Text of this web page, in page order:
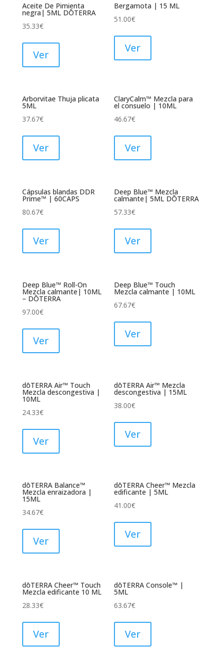
Aceite De Pimienta
negra| 5ML DŌTERRA
35.33€
Ver
Bergamota | 15 ML
51.00€
Ver
Arborvitae Thuja plicata
5ML
37.67€
Ver
ClaryCalm™ Mezcla para
el consuelo | 10ML
46.67€
Ver
Cápsulas blandas DDR
Prime™ | 60CAPS
80.67€
Ver
Deep Blue™ Mezcla
calmante| 5ML DŌTERRA
57.33€
Ver
Deep Blue™ Roll-On
Mezcla calmante| 10ML
– DŌTERRA
97.00€
Ver
Deep Blue™ Touch
Mezcla calmante | 10ML
67.67€
Ver
dōTERRA Air™ Touch
Mezcla descongestiva |
10ML
24.33€
Ver
dōTERRA Air™ Mezcla
descongestiva | 15ML
38.00€
Ver
dōTERRA Balance™
Mezcla enraizadora |
15ML
34.67€
Ver
dōTERRA Cheer™ Mezcla
edificante | 5ML
41.00€
Ver
dōTERRA Cheer™ Touch
Mezcla edificante 10 ML
28.33€
Ver
dōTERRA Console™ |
5ML
63.67€
Ver